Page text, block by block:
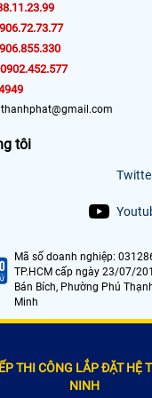
0902.452.577
tôi
Mã số doanh nghiệp:
TP.HCM cấp ngày 23/07/
Bán Bích, Phường Phú
Minh
THI CÔNG LẮP ĐẶT HỆ
NINH